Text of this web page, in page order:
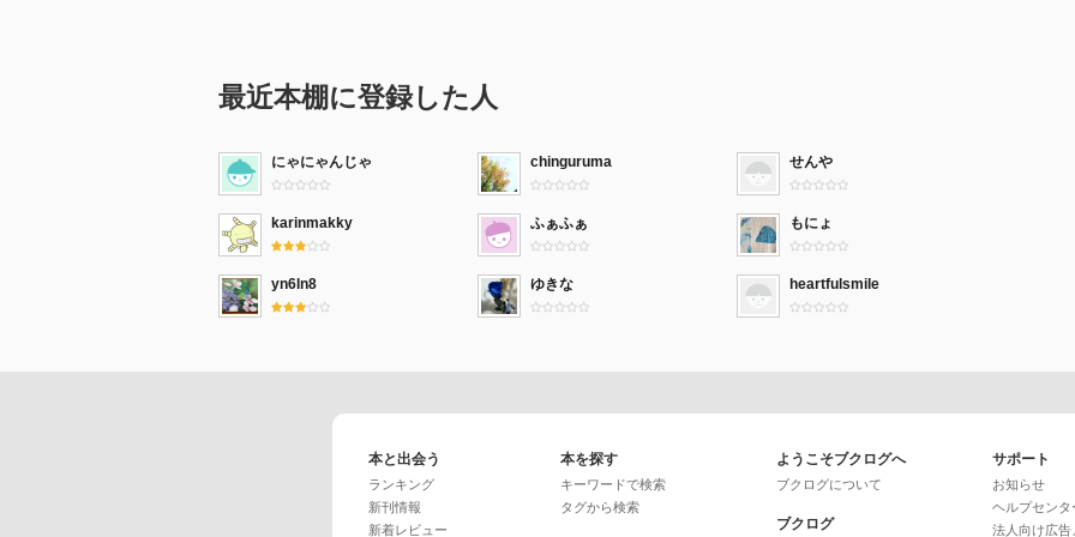
最近本棚に登録した人
にゃにゃんじゃ chinguruma せんや
karinmakky ふぁふぁ もにょ
yn6ln8 ゆきな heartfulsmile
本と出会う
ランキング
新刊情報
新着レビュー
本を探す
キーワードで検索
タグから検索
ようこそブクログへ
ブクログについて
ブクログ
サポート
お知らせ
ヘルプセンタ
法人向け広告